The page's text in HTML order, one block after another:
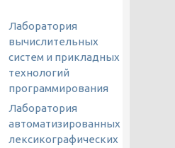
Лаборатория
вычислительных
систем и прикладных
технологий
программирования
Лаборатория
автоматизированных
лексикографических